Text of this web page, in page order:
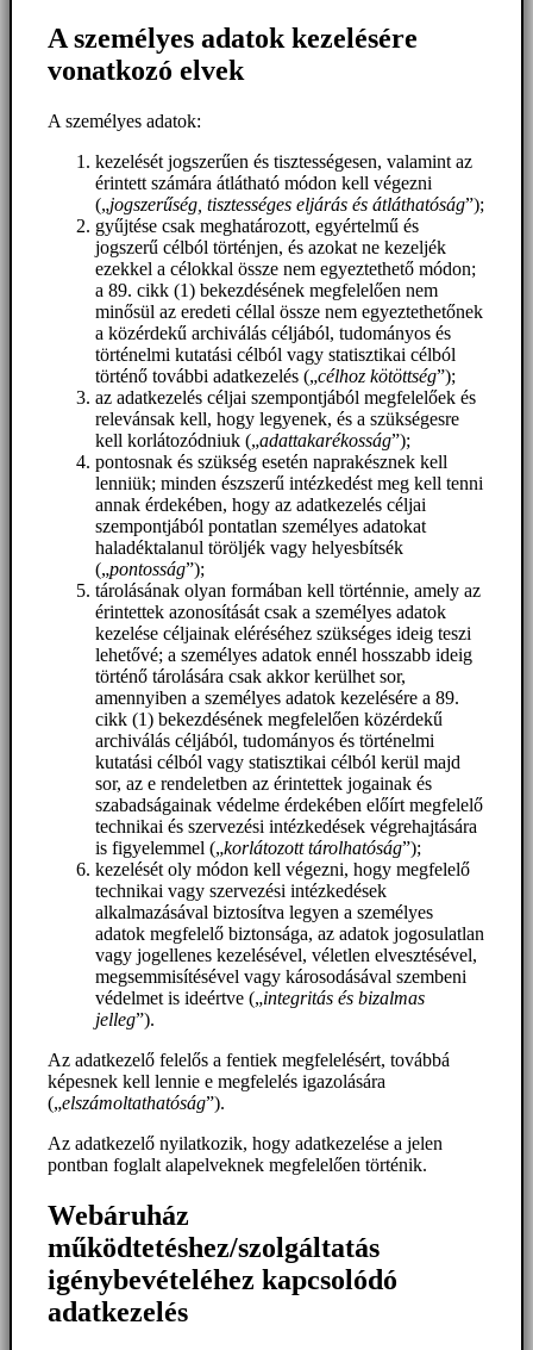
A személyes adatok kezelésére
vonatkozó elvek
A személyes adatok:
kezelését jogszerűen és tisztességesen, valamint az
érintett számára átlátható módon kell végezni
(„jogszerűség, tisztességes eljárás és átláthatóság”);
gyűjtése csak meghatározott, egyértelmű és
jogszerű célból történjen, és azokat ne kezeljék
ezekkel a célokkal össze nem egyeztethető módon;
a 89. cikk (1) bekezdésének megfelelően nem
minősül az eredeti céllal össze nem egyeztethetőnek
a közérdekű archiválás céljából, tudományos és
történelmi kutatási célból vagy statisztikai célból
történő további adatkezelés („célhoz kötöttség”);
az adatkezelés céljai szempontjából megfelelőek és
relevánsak kell, hogy legyenek, és a szükségesre
kell korlátozódniuk („adattakarékosság”);
pontosnak és szükség esetén naprakésznek kell
lenniük; minden észszerű intézkedést meg kell tenni
annak érdekében, hogy az adatkezelés céljai
szempontjából pontatlan személyes adatokat
haladéktalanul töröljék vagy helyesbítsék
(„pontosság”);
tárolásának olyan formában kell történnie, amely az
érintettek azonosítását csak a személyes adatok
kezelése céljainak eléréséhez szükséges ideig teszi
lehetővé; a személyes adatok ennél hosszabb ideig
történő tárolására csak akkor kerülhet sor,
amennyiben a személyes adatok kezelésére a 89.
cikk (1) bekezdésének megfelelően közérdekű
archiválás céljából, tudományos és történelmi
kutatási célból vagy statisztikai célból kerül majd
sor, az e rendeletben az érintettek jogainak és
szabadságainak védelme érdekében előírt megfelelő
technikai és szervezési intézkedések végrehajtására
is figyelemmel („korlátozott tárolhatóság”);
kezelését oly módon kell végezni, hogy megfelelő
technikai vagy szervezési intézkedések
alkalmazásával biztosítva legyen a személyes
adatok megfelelő biztonsága, az adatok jogosulatlan
vagy jogellenes kezelésével, véletlen elvesztésével,
megsemmisítésével vagy károsodásával szembeni
védelmet is ideértve („integritás és bizalmas
jelleg”).
Az adatkezelő felelős a fentiek megfelelésért, továbbá
képesnek kell lennie e megfelelés igazolására
(„elszámoltathatóság”).
Az adatkezelő nyilatkozik, hogy adatkezelése a jelen
pontban foglalt alapelveknek megfelelően történik.
Webáruház
működtetéshez/szolgáltatás
igénybevételéhez kapcsolódó
adatkezelés